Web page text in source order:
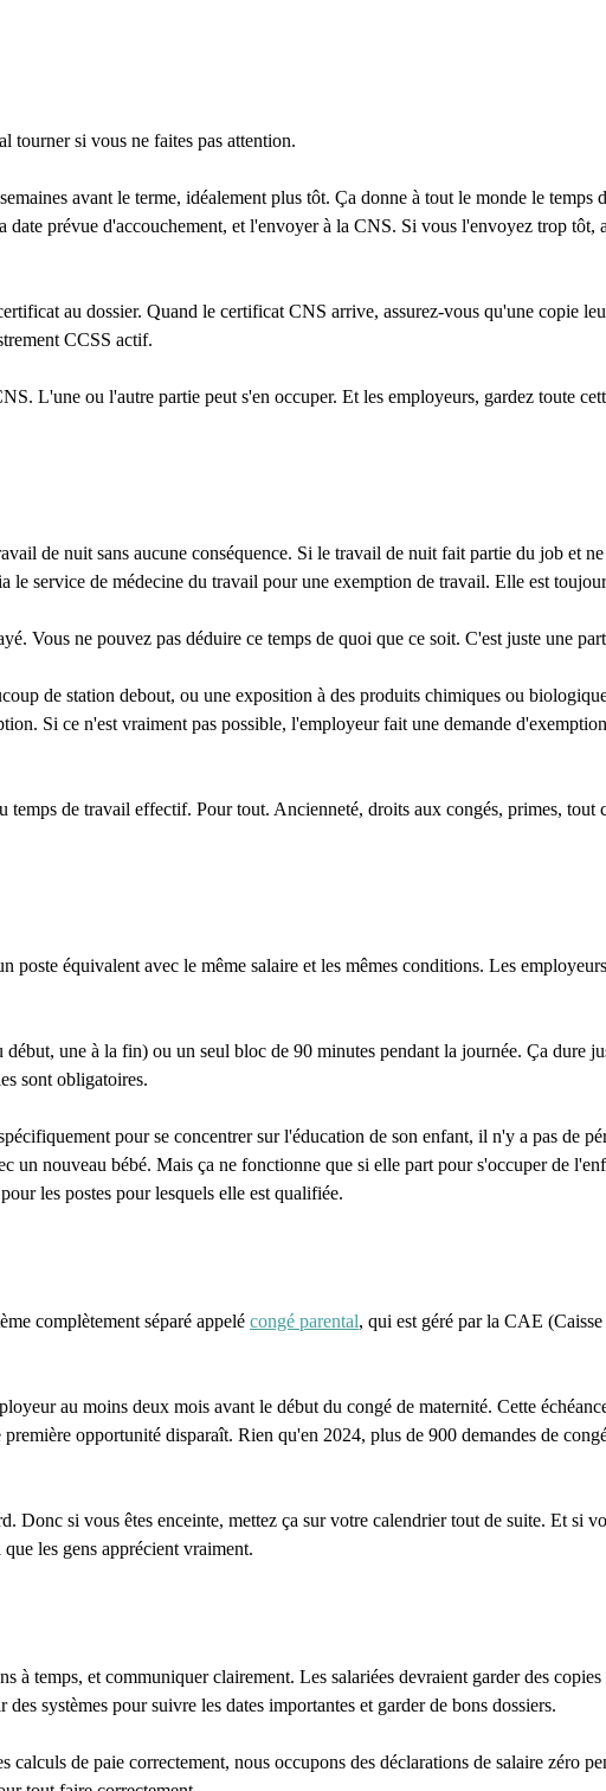
tourner si vous ne faites pas attention.
avant le terme, idéalement plus tôt. Ça donne à tout le monde le temps
prévue d'accouchement, et l'envoyer à la CNS. Si vous l'envoyez trop tôt,
au dossier. Quand le certificat CNS arrive, assurez-vous qu'une copie
CCSS actif.
L'une ou l'autre partie peut s'en occuper. Et les employeurs, gardez toute
de nuit sans aucune conséquence. Si le travail de nuit fait partie du job et
service de médecine du travail pour une exemption de travail. Elle est
Vous ne pouvez pas déduire ce temps de quoi que ce soit. C'est juste une
de station debout, ou une exposition à des produits chimiques ou
Si ce n'est vraiment pas possible, l'employeur fait une demande
de travail effectif. Pour tout. Ancienneté, droits aux congés, primes, tout
poste équivalent avec le même salaire et les mêmes conditions. Les
une à la fin) ou un seul bloc de 90 minutes pendant la journée. Ça dure
sont obligatoires.
pour se concentrer sur l'éducation de son enfant, il n'y a pas de
un nouveau bébé. Mais ça ne fonctionne que si elle part pour s'occuper de
les postes pour lesquels elle est qualifiée.
complètement séparé appelé congé parental, qui est géré par la CAE
au moins deux mois avant le début du congé de maternité. Cette
opportunité disparaît. Rien qu'en 2024, plus de 900 demandes de
Donc si vous êtes enceinte, mettez ça sur votre calendrier tout de suite. Et si
les gens apprécient vraiment.
à temps, et communiquer clairement. Les salariées devraient garder des
systèmes pour suivre les dates importantes et garder de bons dossiers.
de paie correctement, nous occupons des déclarations de salaire zéro